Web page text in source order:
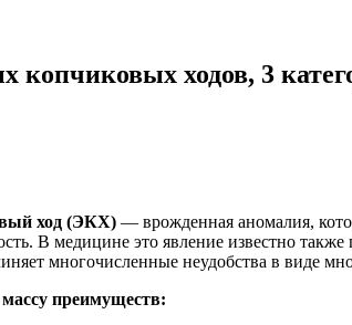
копчиковых ходов, 3
ход (ЭКХ) — врожденная аномалия,
В медицине это явление известно
многочисленные неудобства в виде
преимуществ: